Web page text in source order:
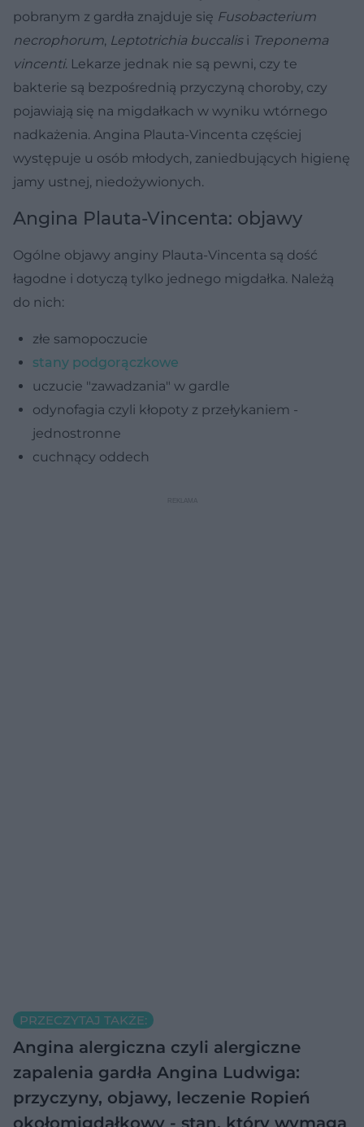
pobranym z gardła znajduje się Fusobacterium
necrophorum, Leptotrichia buccalisi Treponema
vincenti. Lekarze jednak nie są pewni, czy te
bakterie są bezpośrednią przyczyną choroby, czy
pojawiają się na migdałkach w wyniku wtórnego
nadkażenia. Angina Plauta-Vincenta częściej
występuje u osób młodych, zaniedbujących higienę
jamy ustnej, niedożywionych.
Angina Plauta-Vincenta: objawy
Ogólne objawy anginy Plauta-Vincenta są dość
łagodne i dotyczą tylko jednego migdałka. Należą
do nich:
złe samopoczucie
stany podgorączkowe
uczucie "zawadzania" w gardle
odynofagia czyli kłopoty z przełykaniem -
jednostronne
cuchnący oddech
PRZECZYTAJ TAKŻE:
Angina alergiczna czyli alergiczne
zapalenia gardła Angina Ludwiga:
przyczyny, objawy, leczenie Ropień
okołomigdałkowy - stan, który wymaga